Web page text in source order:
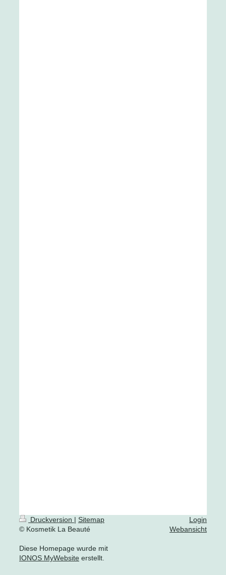
Druckversion | Sitemap
© Kosmetik La Beauté
Diese Homepage wurde mit
IONOS MyWebsite erstellt.
Login
Webansicht